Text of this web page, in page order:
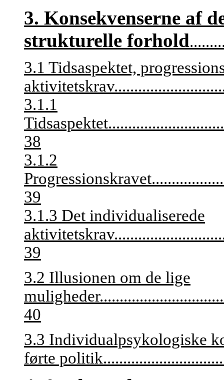
3. Konsekvenserne af
strukturelle forhold
3.1 Tidsaspektet,
aktivitetskrav
3.1.1
Tidsaspektet
38
3.1.2
Progressionskravet
39
3.1.3 Det individualiserede
aktivitetskrav
39
3.2 Illusionen om de lige
muligheder
40
3.3 Individualpsykologiske
førte politik